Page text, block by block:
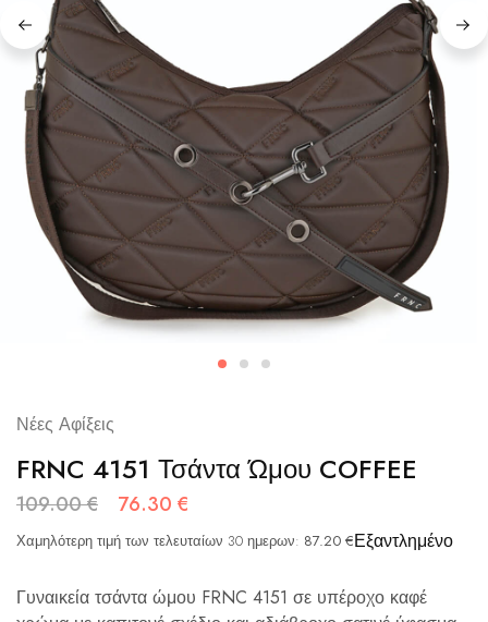
Νέες Αφίξεις
FRNC 4151 Τσάντα Ώμου COFFEE
109.00€ 76.30 €
Χαμηλότερη τιμή των τελευταίων 30 ημερων: 87.20 €Εξαντλημένο
Γυναικεία τσάντα ώμου FRNC 4151 σε υπέροχο καφέ